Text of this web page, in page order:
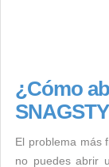
¿Cómo
El problema más
no puedes abrir